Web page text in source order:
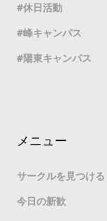
休日活動
峰キャンパス
陽東キャンパス
メニュー
サークルを見つける
今日の新歓